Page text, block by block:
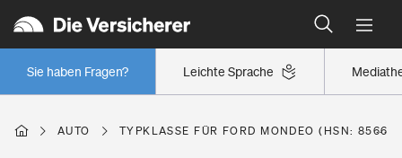
Leichte Sprache
Sie haben Fragen?
Wer versichert was: Jetzt Versicherer finden
Regionalklassen: So ist Ihre Region eingestuft
Wer versichert was: Jetzt Versicherer finden
AUTO TYPKLASSE FÜR FORD MONDEO (HSN: 8566,